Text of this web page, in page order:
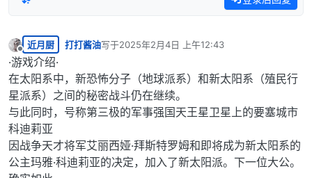
离线
近月厨 打打酱油写于2025年2月4日 上午12:43
最后由 编辑
·游戏介绍·
在太阳系中，新恐怖分子（地球派系）和新太阳系（殖民行
星派系）之间的秘密战斗仍在继续。
与此同时，号称第三极的军事强国天王星卫星上的要塞城市
科迪莉亚
因战争天才将军艾丽西娅·拜斯特罗姆和即将成为新太阳系的
公主玛雅·科迪莉亚的决定，加入了新太阳派。下一位大公。